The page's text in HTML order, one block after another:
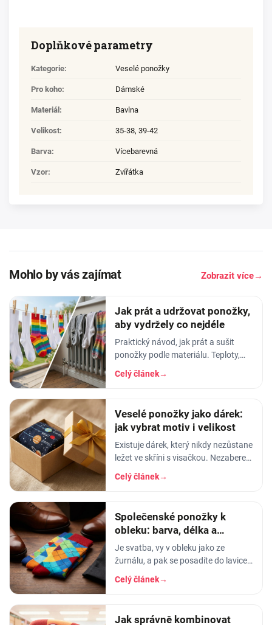
Doplňkové parametry
Kategorie: Veselé ponožky
Pro koho: Dámské
Materiál : Bavlna
Velikost: 35-38, 39-42
Barva: Vícebarevná
Vzor: Zvířátka
Mohlo by vás zajímat Zobrazit více→
Jak prát a udržovat ponožky,
aby vydržely co nejdéle
Praktický návod, jak prát a sušit
ponožky podle materiálu. Teploty,
aviváž, sušička, žehlení. Vyhnete se
tak sražení, trhání a ztrátě tvaru.
Celý článek→
Veselé ponožky jako dárek:
jak vybrat motiv i velikost
Existuje dárek, který nikdy nezůstane
ležet ve skříni s visačkou. Nezabere
místo, neurazí, nezestárne v šuplíku
jako čtvrtý hrnek s vtipným nápisem.
Celý článek→
Společenské ponožky k
obleku: barva, délka a
materiál
Je svatba, vy v obleku jako ze
žurnálu, a pak se posadíte do lavice.
Sako padne, kravata sedí - a mezi
nohavicí a botou problikne pruh holé
Celý článek→
Jak správně kombinovat